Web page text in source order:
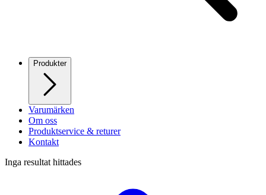
Produkter
Varumärken
Om oss
Produktservice & returer
Kontakt
Inga resultat hittades